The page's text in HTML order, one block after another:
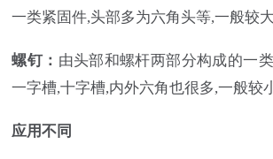
一类紧固件,头部多为六角头等,一般较大
螺钉： 由头部和螺杆两部分构成的一
一字槽,十字槽,内外六角也很多,一般较
应用不同